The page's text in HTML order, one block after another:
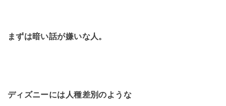
まずは暗い話が嫌いな人。
ディズニーには人種差別のような